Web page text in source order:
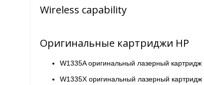
Wireless capability
Оригинальные картриджи HP
W1335A оригинальный лазерный
W1335X оригинальный лазерный